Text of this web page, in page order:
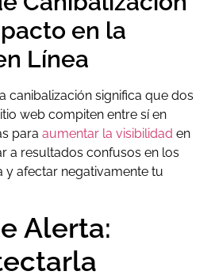
en la
Línea
canibalización significa que dos
web compiten entre sí en
para aumentar la visibilidad en
a resultados confusos en los
afectar negativamente tu
Alerta: